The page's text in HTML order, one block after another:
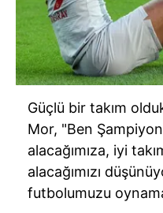
Güçlü bir takım
Mor, "Ben
alacağımıza, iyi
alacağımızı
futbolumuzu